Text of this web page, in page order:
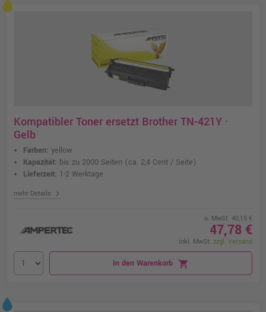
Kompatibler Toner ersetzt Brother TN-421Y ·
Gelb
Farben: yellow
Kapazität: bis zu 2000 Seiten (ca. 2,4 Cent / Seite)
Lieferzeit: 1-2 Werktage
mehr Details chevron_right
o. MwSt. 40,15 €
47,78 €
inkl. MwSt. zzgl. Versand
In den Warenkorb shopping_cart